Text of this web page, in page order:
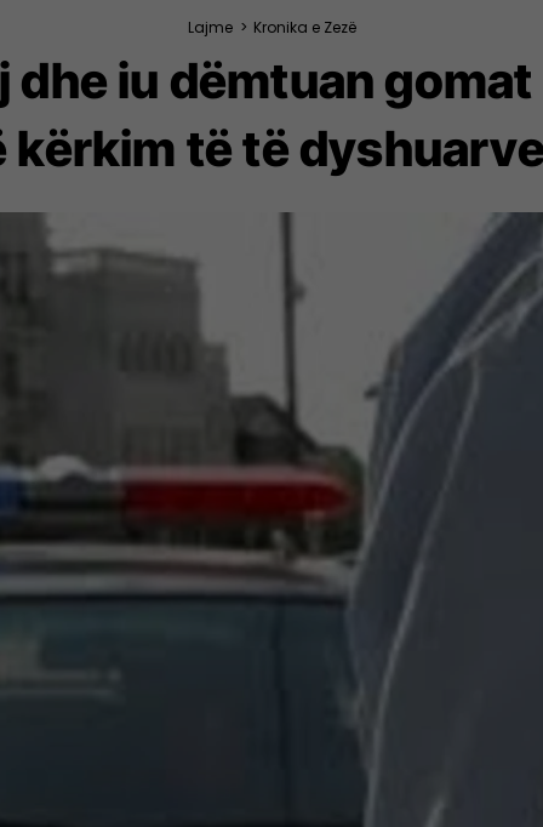
Lajme > Kronika e Zezë
dhe iu dëmtuan
kërkim të të